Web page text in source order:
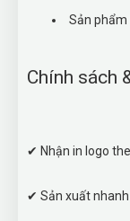
Sản phẩm
Chính sách
✔ Nhận in logo
✔ Sản xuất nhanh